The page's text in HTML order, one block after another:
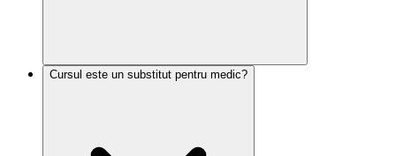
Cursul este un substitut pentru medic?